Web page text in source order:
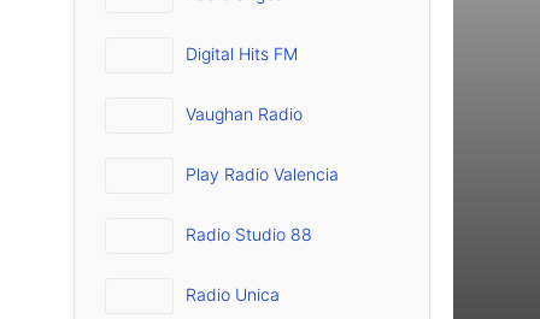
Digital Hits FM
Vaughan Radio
Play Radio Valencia
Radio Studio 88
Radio Unica